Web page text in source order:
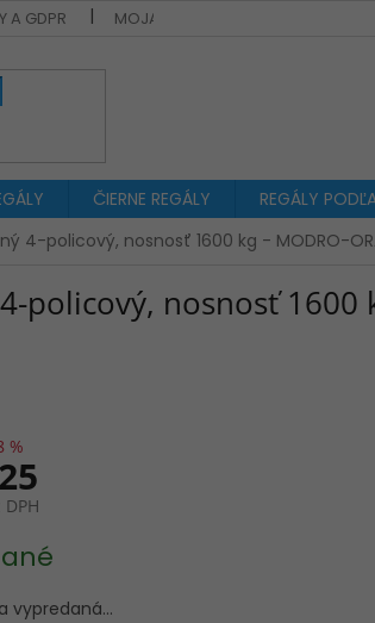
A GDPR MOJA OBJEDNÁVKA
ČIERNE REGÁLY REGÁLY
4-policový, nosnosť 1600 kg - MODRO-
policový, nosnosť 1600
%
vypredaná…